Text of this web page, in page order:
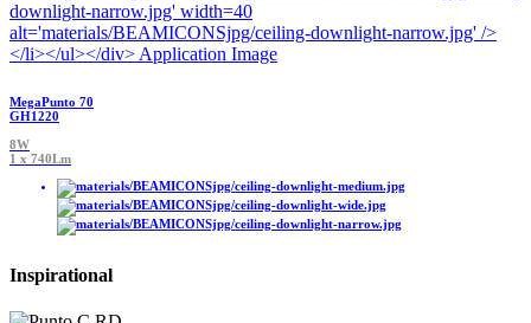
MegaPunto 70
GH1220
8W
1 x 740Lm
Inspirational